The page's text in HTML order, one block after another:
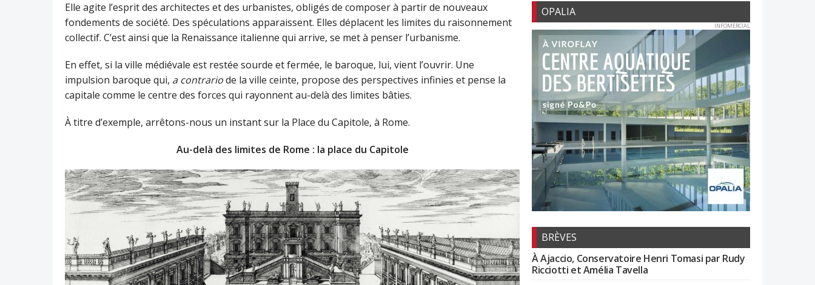
Elle agite l’esprit des architectes et des urbanistes, obligés de composer à partir de nouveaux
fondements de société. Des spéculations apparaissent. Elles déplacent les limites du raisonnement
collectif. C’est ainsi que la Renaissance italienne qui arrive, se met à penser l’urbanisme.
En effet, si la ville médiévale est restée sourde et fermée, le baroque, lui, vient l’ouvrir. Une
impulsion baroque qui, acontrariode la ville ceinte, propose des perspectives infinies et pense la
capitale comme le centre des forces qui rayonnent au-delà des limites bâties.
À titre d’exemple, arrêtons-nous un instant sur la Place du Capitole, à Rome.
Au-delà des limites de Rome : la place du Capitole
OPALIA
INFOMERCIAL
BRÈVES
À Ajaccio, Conservatoire Henri Tomasi par Rudy
Ricciotti et Amélia Tavella